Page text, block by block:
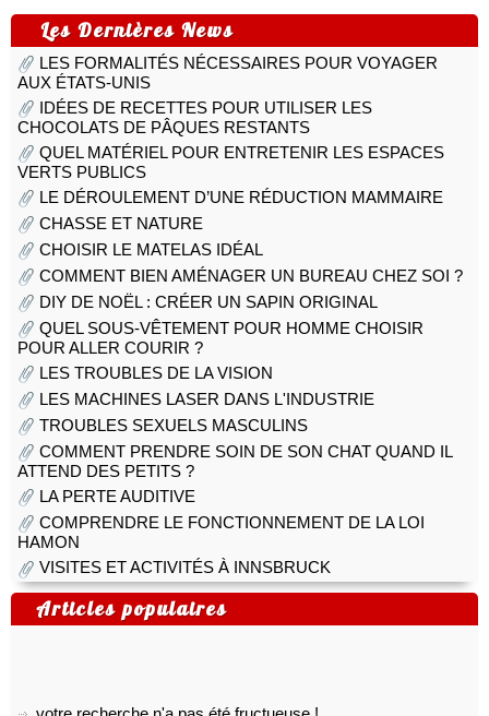
Les Dernières News
LES FORMALITÉS NÉCESSAIRES POUR VOYAGER
AUX ÉTATS-UNIS
IDÉES DE RECETTES POUR UTILISER LES
CHOCOLATS DE PÂQUES RESTANTS
QUEL MATÉRIEL POUR ENTRETENIR LES ESPACES
VERTS PUBLICS
LE DÉROULEMENT D’UNE RÉDUCTION MAMMAIRE
CHASSE ET NATURE
CHOISIR LE MATELAS IDÉAL
COMMENT BIEN AMÉNAGER UN BUREAU CHEZ SOI ?
DIY DE NOËL : CRÉER UN SAPIN ORIGINAL
QUEL SOUS-VÊTEMENT POUR HOMME CHOISIR
POUR ALLER COURIR ?
LES TROUBLES DE LA VISION
LES MACHINES LASER DANS L'INDUSTRIE
TROUBLES SEXUELS MASCULINS
COMMENT PRENDRE SOIN DE SON CHAT QUAND IL
ATTEND DES PETITS ?
LA PERTE AUDITIVE
COMPRENDRE LE FONCTIONNEMENT DE LA LOI
HAMON
VISITES ET ACTIVITÉS À INNSBRUCK
Articles populaires